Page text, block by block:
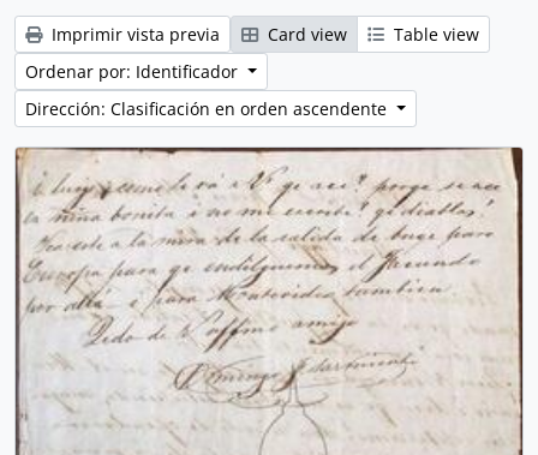
Imprimir vista previa Card view
Table view
Ordenar por: Identificador
Dirección: Clasificación en orden ascendente